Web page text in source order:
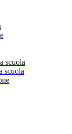
scuola
scuola